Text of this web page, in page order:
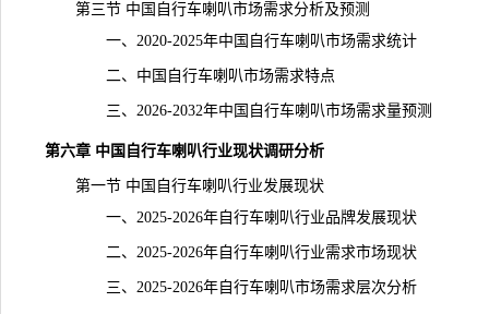
第三节 中国自行车喇叭市场需求分析及预测
一、2020-2025年中国自行车喇叭市场需求统计
二、中国自行车喇叭市场需求特点
三、2026-2032年中国自行车喇叭市场需求量预测
第六章 中国自行车喇叭行业现状调研分析
第一节 中国自行车喇叭行业发展现状
一、2025-2026年自行车喇叭行业品牌发展现状
二、2025-2026年自行车喇叭行业需求市场现状
三、2025-2026年自行车喇叭市场需求层次分析